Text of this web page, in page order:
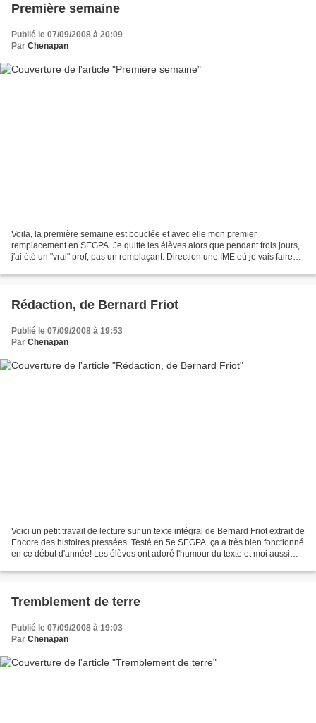
Première semaine
Publié le 07/09/2008 à 20:09
Par Chenapan
Voila, la première semaine est bouclée et avec elle mon premier
remplacement en SEGPA. Je quitte les élèves alors que pendant trois jours,
j'ai été un "vrai" prof, pas un remplaçant. Direction une IME où je vais faire
Rédaction, de Bernard Friot
Publié le 07/09/2008 à 19:53
Par Chenapan
Voici un petit travail de lecture sur un texte intégral de Bernard Friot extrait de
Encore des histoires pressées. Testé en 5e SEGPA, ça a très bien fonctionné
en ce début d'année! Les élèves ont adoré l'humour du texte et moi aussi
Tremblement de terre
Publié le 07/09/2008 à 19:03
Par Chenapan